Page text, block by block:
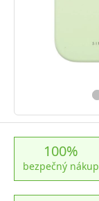
100%
bezpečný nákup